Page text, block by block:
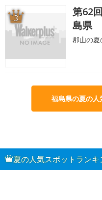
3
第62
島県
郡山の夏
福島県の夏の
夏の人気スポットランキ